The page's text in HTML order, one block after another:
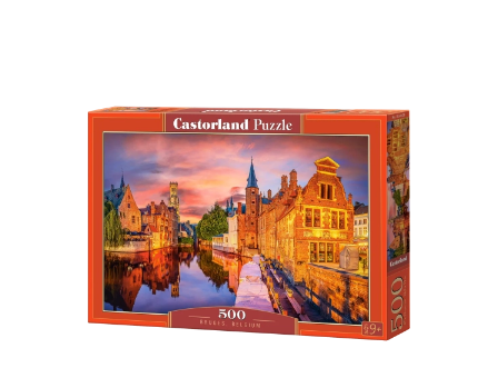
Previous